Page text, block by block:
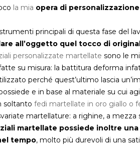
la mia opera di
principali di questa fase del
all’oggetto quel tocco di
personalizzate martellate sono le
su misura: la battitura deforma
perché quest’ultimo lascia
e in base al materiale su cui
soltanto fedi martellate in oro giallo o
martellature: a righine, a mezza
martellate possiede inoltre
tempo, molto più durevoli di una